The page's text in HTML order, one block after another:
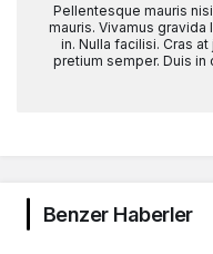
Pellentesque mauris
mauris. Vivamus
in. Nulla facilisi. Cras
pretium semper. Duis
Benzer Haberler